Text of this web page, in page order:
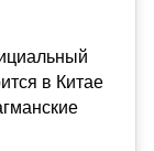
в Китае